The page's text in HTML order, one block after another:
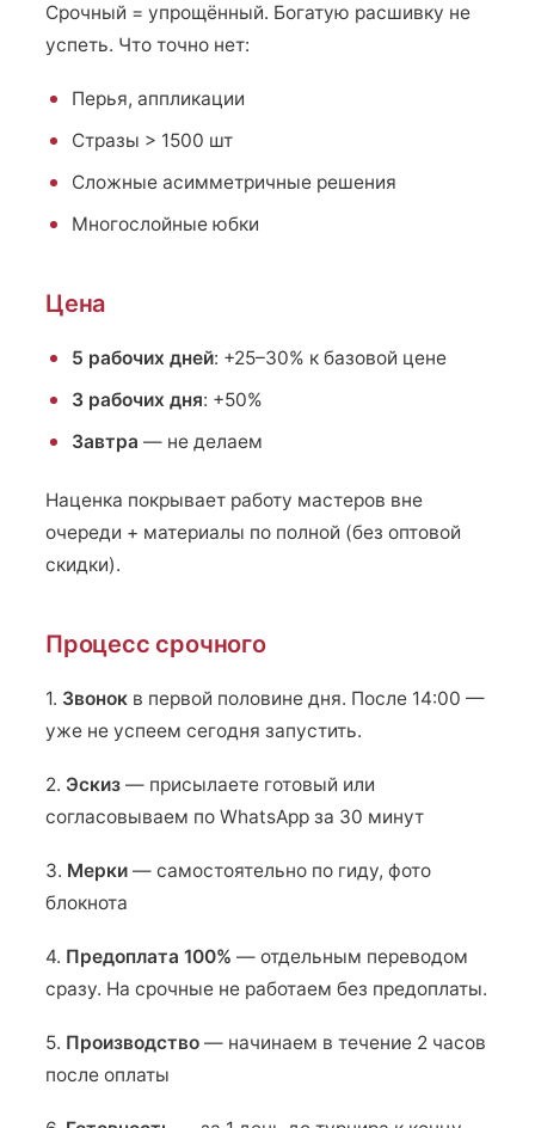
Срочный = упрощённый. Богатую расшивку не
успеть. Что точно нет:
Перья, аппликации
Стразы > 1500 шт
Сложные асимметричные решения
Многослойные юбки
Цена
5 рабочих дней: +25–30% к базовой цене
3 рабочих дня: +50%
Завтра — не делаем
Наценка покрывает работу мастеров вне
очереди + материалы по полной (без оптовой
скидки).
Процесс срочного
1. Звонок в первой половине дня. После 14:00 —
уже не успеем сегодня запустить.
2. Эскиз — присылаете готовый или
согласовываем по WhatsApp за 30 минут
3. Мерки — самостоятельно по гиду, фото
блокнота
4. Предоплата 100% — отдельным переводом
сразу. На срочные не работаем без предоплаты.
5. Производство — начинаем в течение 2 часов
после оплаты